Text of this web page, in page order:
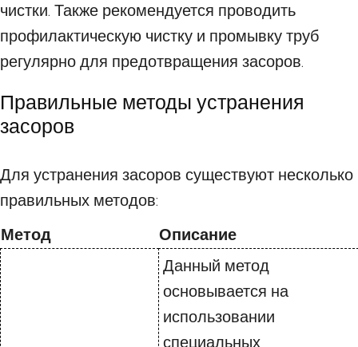
чистки. Также рекомендуется проводить
профилактическую чистку и промывку труб
регулярно для предотвращения засоров.
Правильные методы устранения
засоров
Для устранения засоров существуют несколько
правильных методов:
Метод
Описание
Данный метод
основывается на
использовании
специальных